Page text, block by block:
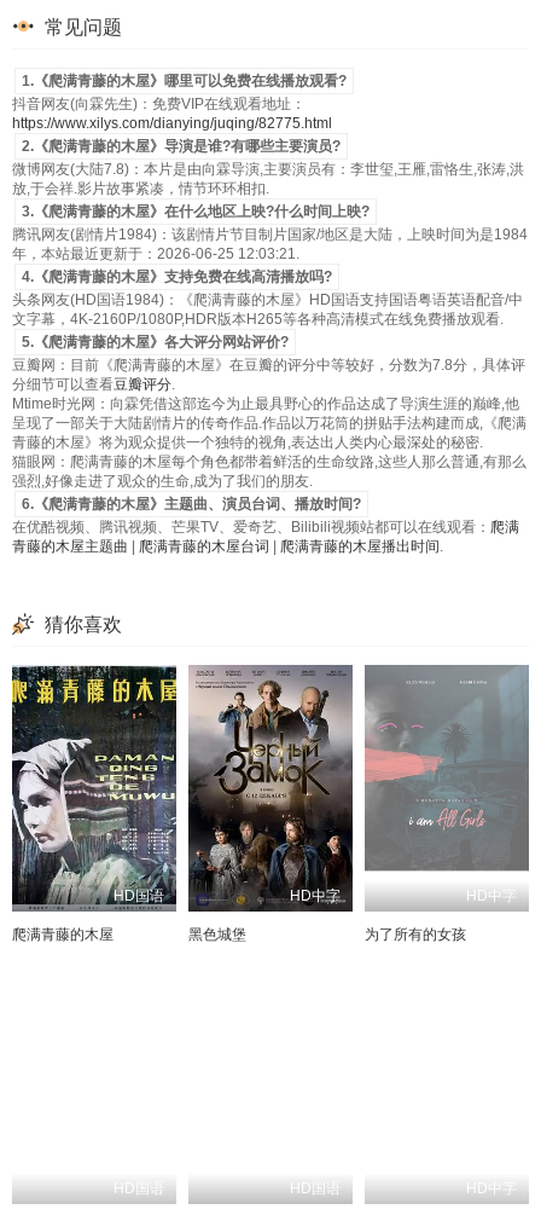
常见问题
1.《爬满青藤的木屋》哪里可以免费在线播放观看?
抖音网友(向霖先生)：免费VIP在线观看地址：
https://www.xilys.com/dianying/juqing/82775.html
2.《爬满青藤的木屋》导演是谁?有哪些主要演员?
微博网友(大陆7.8)：本片是由向霖导演,主要演员有：李世玺,王雁,雷恪生,张涛,洪
放,于会祥.影片故事紧凑，情节环环相扣.
3.《爬满青藤的木屋》在什么地区上映?什么时间上映?
腾讯网友(剧情片1984)：该剧情片节目制片国家/地区是大陆，上映时间为是1984
年，本站最近更新于：2026-06-25 12:03:21.
4.《爬满青藤的木屋》支持免费在线高清播放吗?
头条网友(HD国语1984)：《爬满青藤的木屋》HD国语支持国语粤语英语配音/中
文字幕，4K-2160P/1080P,HDR版本H265等各种高清模式在线免费播放观看.
5.《爬满青藤的木屋》各大评分网站评价?
豆瓣网：目前《爬满青藤的木屋》在豆瓣的评分中等较好，分数为7.8分，具体评
分细节可以查看豆瓣评分.
Mtime时光网：向霖凭借这部迄今为止最具野心的作品达成了导演生涯的巅峰,他
呈现了一部关于大陆剧情片的传奇作品.作品以万花筒的拼贴手法构建而成,《爬满
青藤的木屋》将为观众提供一个独特的视角,表达出人类内心最深处的秘密.
猫眼网：爬满青藤的木屋每个角色都带着鲜活的生命纹路,这些人那么普通,有那么
强烈,好像走进了观众的生命,成为了我们的朋友.
6.《爬满青藤的木屋》主题曲、演员台词、播放时间?
在优酷视频、腾讯视频、芒果TV、爱奇艺、Bilibili视频站都可以在线观看： 爬满
青藤的木屋主题曲
爬满青藤的木屋台词 爬满青藤的木屋播出时间 .
猜你喜欢
HD国语
爬满青藤的木屋
HD中字
黑色城堡
HD中字
为了所有的女孩
HD国语 HD国语 HD中字